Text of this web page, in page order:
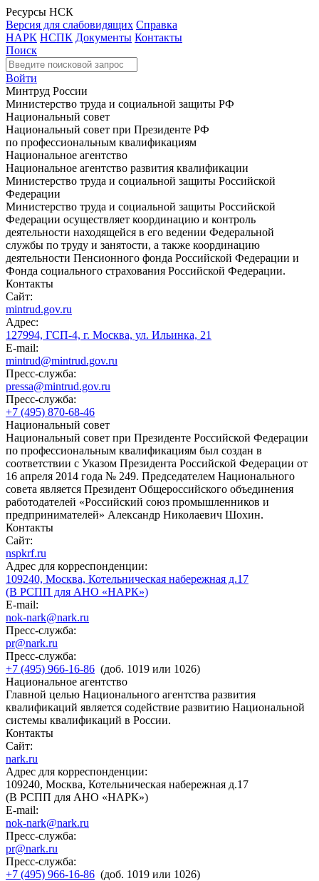
Ресурсы НСК
Версия для слабовидящих Справка
НАРК НСПК Документы Контакты
Поиск
Войти
Минтруд России
Министерство труда и социальной защиты РФ
Национальный совет
Национальный совет при Президенте РФ
по профессиональным квалификациям
Национальное агентство
Национальное агентство развития квалификации
Министерство труда и социальной защиты Российской
Федерации
Министерство труда и социальной защиты Российской
Федерации осуществляет координацию и контроль
деятельности находящейся в его ведении Федеральной
службы по труду и занятости, а также координацию
деятельности Пенсионного фонда Российской Федерации и
Фонда социального страхования Российской Федерации.
Контакты
Сайт:
mintrud.gov.ru
Адрес:
127994, ГСП-4, г. Москва, ул. Ильинка, 21
E-mail:
mintrud@mintrud.gov.ru
Пресс-служба:
pressa@mintrud.gov.ru
Пресс-служба:
+7 (495) 870-68-46
Национальный совет
Национальный совет при Президенте Российской Федерации
по профессиональным квалификациям был создан в
соответствии с Указом Президента Российской Федерации от
16 апреля 2014 года № 249. Председателем Национального
совета является Президент Общероссийского объединения
работодателей «Российский союз промышленников и
предпринимателей» Александр Николаевич Шохин.
Контакты
Сайт:
nspkrf.ru
Адрес для корреспонденции:
109240, Москва, Котельническая набережная д.17
(В РСПП для АНО «НАРК»)
E-mail:
nok-nark@nark.ru
Пресс-служба:
pr@nark.ru
Пресс-служба:
+7 (495) 966-16-86 (доб. 1019 или 1026)
Национальное агентство
Главной целью Национального агентства развития
квалификаций является содействие развитию Национальной
системы квалификаций в России.
Контакты
Сайт:
nark.ru
Адрес для корреспонденции:
109240, Москва, Котельническая набережная д.17
(В РСПП для АНО «НАРК»)
E-mail:
nok-nark@nark.ru
Пресс-служба:
pr@nark.ru
Пресс-служба:
+7 (495) 966-16-86 (доб. 1019 или 1026)